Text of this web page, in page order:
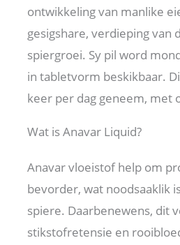
ontwikkeling van manlike
gesigshare, verdieping van
spiergroei. Sy pil word
in tabletvorm beskikbaar.
keer per dag geneem, met
Wat is Anavar Liquid?
Anavar vloeistof help om
bevorder, wat noodsaaklik
spiere. Daarbenewens, dit
stikstofretensie en